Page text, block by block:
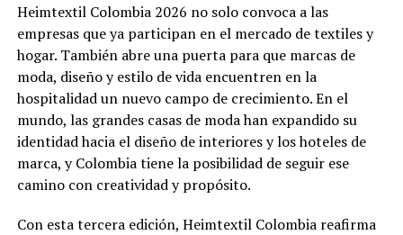
Heimtextil Colombia 2026 no solo convoca a las
empresas que ya participan en el mercado de textiles y
hogar. También abre una puerta para que marcas de
moda, diseño y estilo de vida encuentren en la
hospitalidad un nuevo campo de crecimiento. En el
mundo, las grandes casas de moda han expandido su
identidad hacia el diseño de interiores y los hoteles de
marca, y Colombia tiene la posibilidad de seguir ese
camino con creatividad y propósito.
Con esta tercera edición, Heimtextil Colombia reafirma